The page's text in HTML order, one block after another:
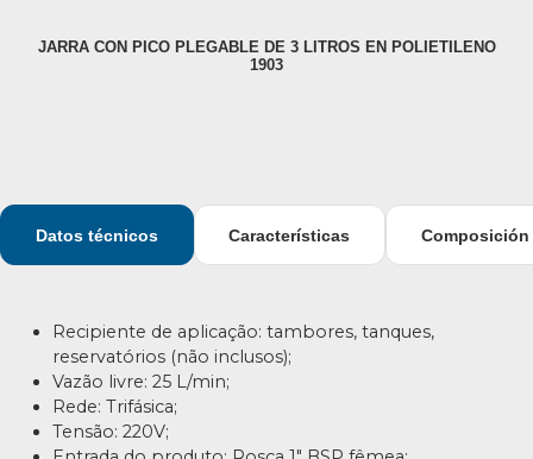
JARRA CON PICO PLEGABLE DE 3 LITROS EN POLIETILENO
1903
Datos técnicos Características Composición
Recipiente de aplicação: tambores, tanques,
reservatórios (não inclusos);
Vazão livre: 25 L/min;
Rede: Trifásica;
Tensão: 220V;